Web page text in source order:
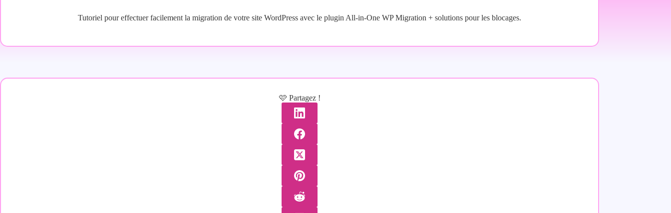
Tutoriel pour effectuer facilement la migration de votre site WordPress avec le plugin All-in-One WP Migration + solutions pour les blocages.
🩷 Partagez !